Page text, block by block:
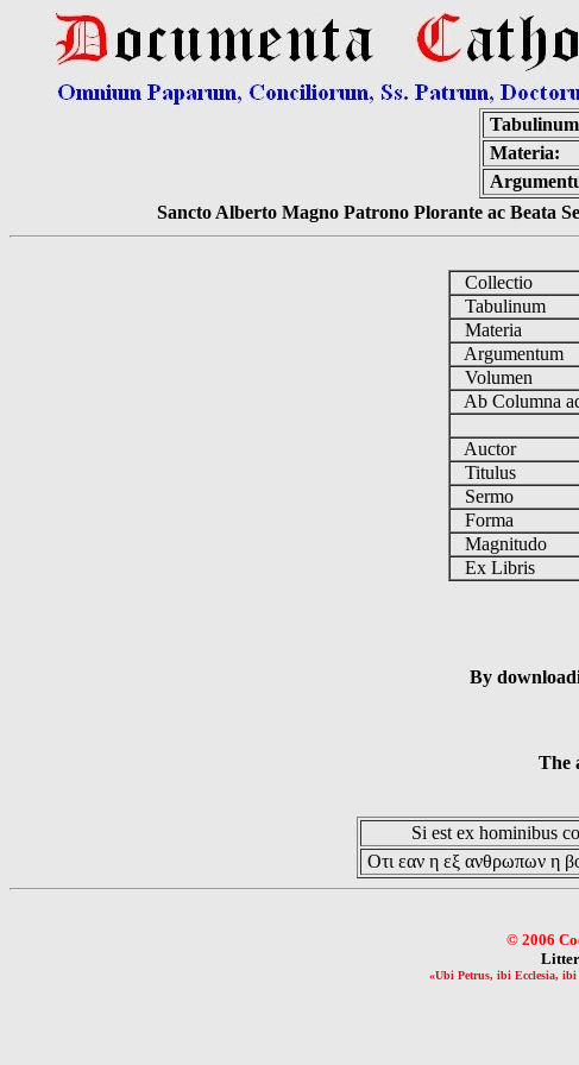
Materia:
Sancto Alberto Magno Patrono Plorante ac Beata
Collectio
Tabulinum
Materia
Argumentum
Volumen
Ab Columna
Auctor
Titulus
Sermo
Forma
Magnitudo
Ex Libris
By
The
Si est ex hominibus
Οτι εαν η εξ ανθρωπων η
© 2006
«Ubi Petrus, ibi Ecclesia, ibi